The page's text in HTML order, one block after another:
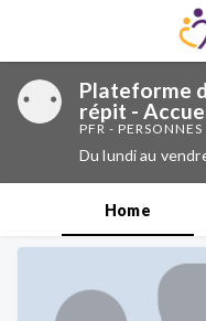
Plateforme
répit -
PFR - PERSONNES
Du lundi au
Home